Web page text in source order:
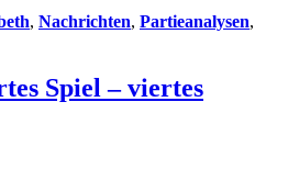
, Nachrichten, Partieanalysen,
Spiel – viertes